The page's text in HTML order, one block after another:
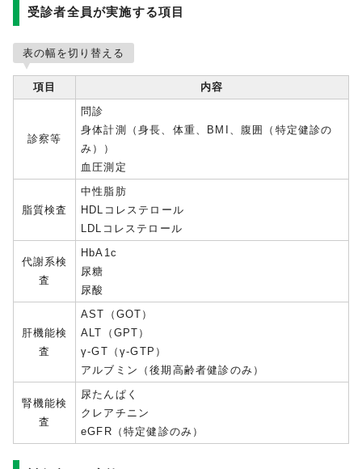
受診者全員が実施する項目
表の幅を切り替える
項目 内容
診察等
問診
身体計測（身長、体重、BMI、腹囲（特定健診の
み））
血圧測定
脂質検査
中性脂肪
HDLコレステロール
LDLコレステロール
代謝系検
査
HbA1c
尿糖
尿酸
肝機能検
査
AST（GOT）
ALT（GPT）
γ-GT（γ-GTP）
アルブミン（後期高齢者健診のみ）
腎機能検
査
尿たんぱく
クレアチニン
eGFR（特定健診のみ）